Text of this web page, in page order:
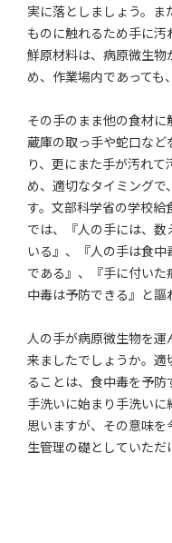
実に落としましょう。ま
ものに触れるため手に
鮮原材料は、病原微生
め、作業場内であっても
その手のまま他の食材
蔵庫の取っ手や蛇口な
り、更にまた手が汚れ
め、適切なタイミング
す。文部科学省の学校
では、『人の手には、
いる』、『人の手は食中
である』、『手に付い
中毒は予防できる』と謳
人の手が病原微生物を
来ましたでしょうか。
ることは、食中毒を予防
手洗いに始まり手洗い
思いますが、その意味
生管理の礎としていただ